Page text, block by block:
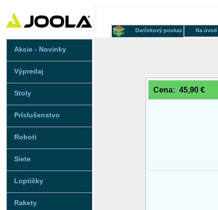
Akcie - Novinky
Výpredaj
Stoly
Príslušenstvo
Roboti
Siete
Loptičky
Rakety
Na úvod
Darčekový poukaz
Cena: 45,90 €